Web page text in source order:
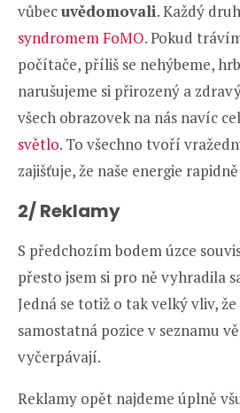
vůbecuvědomovali. Každý
syndromem FoMO. Pokud
počítače, příliš se nehýbeme,
narušujeme si přirozený a
všech obrazovek na nás navíc
světlo. To všechno tvoří
zajišťuje, že naše energie
2/ Reklamy
S předchozím bodem úzce
přesto jsem si pro ně vyhradila
Jedná se totiž o tak velký vliv,
samostatná pozice v seznamu
vyčerpávají.
Reklamy opět najdeme úplně